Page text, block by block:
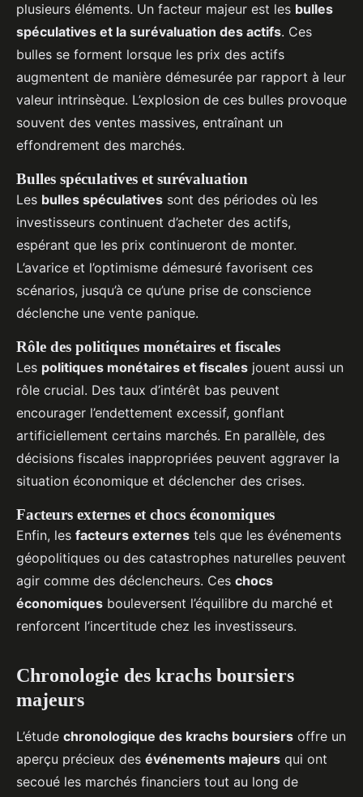
plusieurs éléments. Un facteur majeur est les bulles
spéculatives et la surévaluation des actifs. Ces
bulles se forment lorsque les prix des actifs
augmentent de manière démesurée par rapport à leur
valeur intrinsèque. L’explosion de ces bulles provoque
souvent des ventes massives, entraînant un
effondrement des marchés.
Bulles spéculatives et surévaluation
Les bulles spéculatives sont des périodes où les
investisseurs continuent d’acheter des actifs,
espérant que les prix continueront de monter.
L’avarice et l’optimisme démesuré favorisent ces
scénarios, jusqu’à ce qu’une prise de conscience
déclenche une vente panique.
Rôle des politiques monétaires et fiscales
Les politiques monétaires et fiscales jouent aussi un
rôle crucial. Des taux d’intérêt bas peuvent
encourager l’endettement excessif, gonflant
artificiellement certains marchés. En parallèle, des
décisions fiscales inappropriées peuvent aggraver la
situation économique et déclencher des crises.
Facteurs externes et chocs économiques
Enfin, les facteurs externes tels que les événements
géopolitiques ou des catastrophes naturelles peuvent
agir comme des déclencheurs. Ces chocs
économiques bouleversent l’équilibre du marché et
renforcent l’incertitude chez les investisseurs.
Chronologie des krachs boursiers
majeurs
L’étude chronologique des krachs boursiers offre un
aperçu précieux des événements majeurs qui ont
secoué les marchés financiers tout au long de